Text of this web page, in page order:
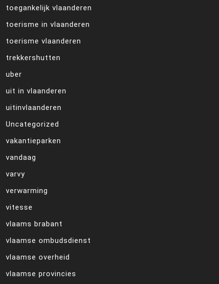
toegankelijk vlaanderen
toerisme in vlaanderen
toerisme vlaanderen
trekkershutten
uber
uit in vlaanderen
uitinvlaanderen
Uncategorized
vakantieparken
vandaag
varvy
verwarming
vitesse
vlaams brabant
vlaamse ombudsdienst
vlaamse overheid
vlaamse provincies